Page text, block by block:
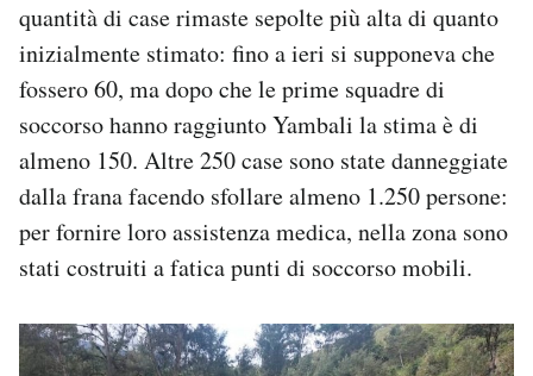
quantità di case rimaste sepolte più alta di quanto
inizialmente stimato: fino a ieri si supponeva che
fossero 60, ma dopo che le prime squadre di
soccorso hanno raggiunto Yambali la stima è di
almeno 150. Altre 250 case sono state danneggiate
dalla frana facendo sfollare almeno 1.250 persone:
per fornire loro assistenza medica, nella zona sono
stati costruiti a fatica punti di soccorso mobili.